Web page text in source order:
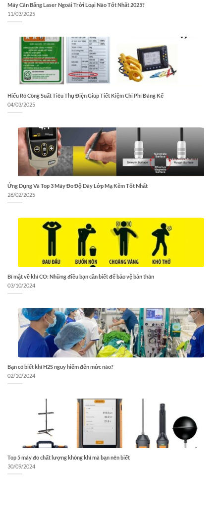
Máy Cân Bằng Laser Ngoài Trời Loại Nào Tốt Nhất 2025?
11/03/2025
Hiểu Rõ Công Suất Tiêu Thụ Điện Giúp Tiết Kiệm Chi Phí Đáng Kể
04/03/2025
Ứng Dụng Và Top 3 Máy Đo Độ Dày Lớp Mạ Kẽm Tốt Nhất
26/02/2025
Bí mật về khí CO: Những điều bạn cần biết để bảo vệ bản thân
03/10/2024
Bạn có biết khí H2S nguy hiểm đến mức nào?
02/10/2024
Top 5 máy đo chất lượng không khí mà bạn nên biết
30/09/2024